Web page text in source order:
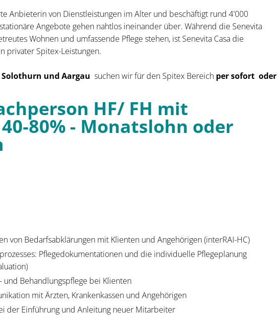
Anbieterin von Dienstleistungen im Alter und beschäftigt rund 4'000
Angebote gehen nahtlos ineinander über. Während die Senevita
Wohnen und umfassende Pflege stehen, ist Senevita Casa die
privater Spitex-Leistungen.
Solothurn und Aargau suchen wir für den Spitex Bereich per sofort oder
HF/ FH mit
80% - Monatslohn oder
von Bedarfsabklärungen mit Klienten und Angehörigen (interRAI-HC)
Pflegedokumentationen und die individuelle Pflegeplanung
und Behandlungspflege bei Klienten
mit Ärzten, Krankenkassen und Angehörigen
der Einführung und Anleitung neuer Mitarbeiter